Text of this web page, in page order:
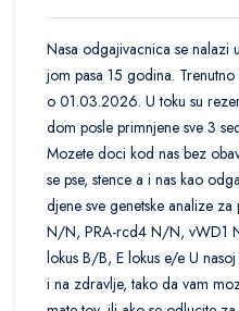
Nasa odgajivacnica se nalazi
jom pasa 15 godina.
o 01.03.2026. U toku su
dom posle primnjene sve 3
Mozete doci kod nas bez
se pse, stence a i nas kao
djene sve genetske analize
N/N, PRA-rcd4 N/N, vWD1
lokus B/B, E lokus e/e U
i na zdravlje, tako da vam